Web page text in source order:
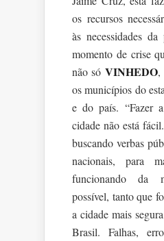
os recursos
às necessidades da
momento de crise
não só VINHEDO,
os municípios do
e do país. “Fazer
cidade não está
buscando verbas
nacionais, para
funcionando da
possível, tanto que
a cidade mais
Brasil. Falhas,